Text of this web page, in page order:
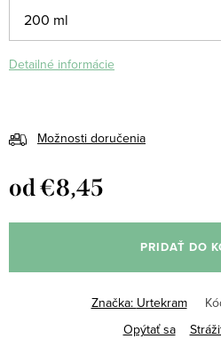
Detailné informácie
Možnosti doručenia
od€8,45
cena:
PRIDAŤ DO
Značka: Urtekram
Opýtať sa